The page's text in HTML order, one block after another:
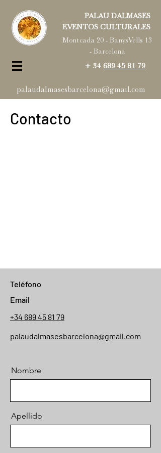
PALAU DALMASES
EVENTOS CULTURALES
Montcada 20 - BanysVells 13
- Barcelona
+ 34 689 45 81 79
palaudalmasesbarcelona@gmail.com
Contacto
Teléfono
Email
+34 689 45 81 79
palaudalmasesbarcelona@gmail.com
Nombre
Apellido